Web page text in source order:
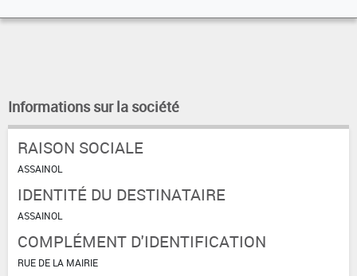
Informations sur la société
RAISON SOCIALE
ASSAINOL
IDENTITÉ DU DESTINATAIRE
ASSAINOL
COMPLÉMENT D'IDENTIFICATION
RUE DE LA MAIRIE